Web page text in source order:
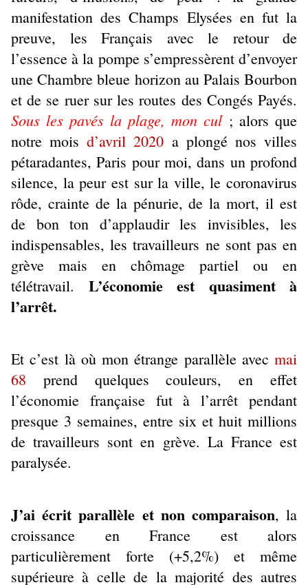
manifestation des Champs Elysées en fut la
preuve, les Français avec le retour de
l’essence à la pompe s’empressèrent d’envoyer
une Chambre bleue horizon au Palais Bourbon
et de se ruer sur les routes des Congés Payés.
Sous les pavés la plage, mon cul ; alors que
notre moisd’avril 2020 a plongé nos villes
pétaradantes, Paris pour moi, dans un profond
silence, la peur est sur la ville, le coronavirus
rôde, crainte de la pénurie, de la mort, il est
de bon ton d’applaudir les invisibles, les
indispensables, les travailleurs ne sont pas en
grève mais en chômage partiel ou en
télétravail. L’économie est quasiment à
l’arrêt.
Et c’est là où mon étrange parallèle avec mai
68 prend quelques couleurs, en effet
l’économie française fut à l’arrêt pendant
presque 3 semaines, entre six et huit millions
de travailleurs sont en grève. La France est
paralysée.
J’ai écrit parallèle et non comparaison, la
croissance en France est alors
particulièrement forte (+5,2%) et même
supérieure à celle de la majorité des autres